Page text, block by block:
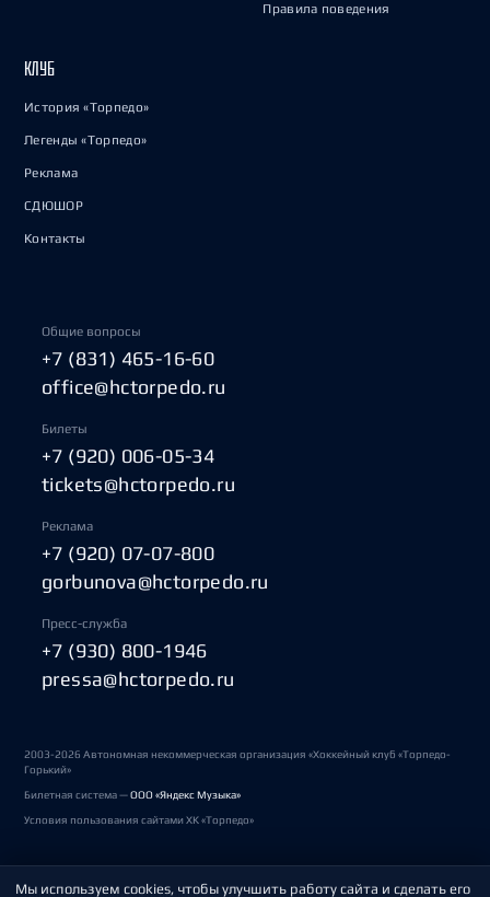
Правила поведения
КЛУБ
История «Торпедо»
Легенды «Торпедо»
Реклама
СДЮШОР
Контакты
Общие вопросы
+7 (831) 465-16-60
office@hctorpedo.ru
Билеты
+7 (920) 006-05-34
tickets@hctorpedo.ru
Реклама
+7 (920) 07-07-800
gorbunova@hctorpedo.ru
Пресс-служба
+7 (930) 800-1946
pressa@hctorpedo.ru
2003-2026 Автономная некоммерческая организация «Хоккейный клуб «Торпедо-
Горький»
Билетная система —ООО «Яндекс Музыка»
Условия пользования сайтами ХК «Торпедо»
Политика обработки персональных данных
Мы используем cookies, чтобы улучшить работу сайта и сделать его